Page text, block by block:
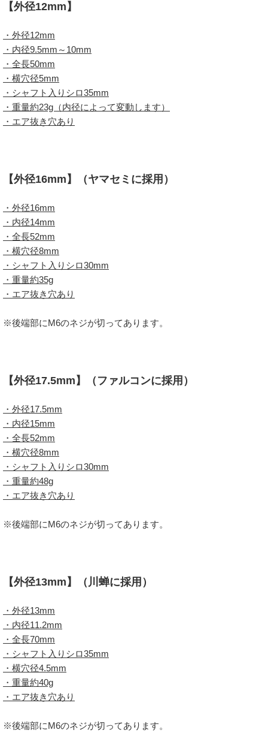
【外径12mm】
・外径12mm
・内径9.5mm～10mm
・全長50mm
・横穴径5mm
・シャフト入りシロ35mm
・重量約23g（内径によって変動します）
・エア抜き穴あり
【外径16mm】（ヤマセミに採用）
・外径16mm
・内径14mm
・全長52mm
・横穴径8mm
・シャフト入りシロ30mm
・重量約35g
・エア抜き穴あり
※後端部にM6のネジが切ってあります。
【外径17.5mm】（ファルコンに採用）
・外径17.5mm
・内径15mm
・全長52mm
・横穴径8mm
・シャフト入りシロ30mm
・重量約48g
・エア抜き穴あり
※後端部にM6のネジが切ってあります。
【外径13mm】（川蝉に採用）
・外径13mm
・内径11.2mm
・全長70mm
・シャフト入りシロ35mm
・横穴径4.5mm
・重量約40g
・エア抜き穴あり
※後端部にM6のネジが切ってあります。